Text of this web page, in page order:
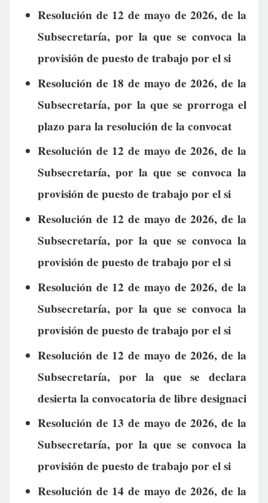
Resolución de 12 de mayo de 2026, de la
Subsecretaría, por la que se convoca la
provisión de puesto de trabajo por el si
Resolución de 18 de mayo de 2026, de la
Subsecretaría, por la que se prorroga el
plazo para la resolución de la convocat
Resolución de 12 de mayo de 2026, de la
Subsecretaría, por la que se convoca la
provisión de puesto de trabajo por el si
Resolución de 12 de mayo de 2026, de la
Subsecretaría, por la que se convoca la
provisión de puesto de trabajo por el si
Resolución de 12 de mayo de 2026, de la
Subsecretaría, por la que se convoca la
provisión de puesto de trabajo por el si
Resolución de 12 de mayo de 2026, de la
Subsecretaría, por la que se declara
desierta la convocatoria de libre designaci
Resolución de 13 de mayo de 2026, de la
Subsecretaría, por la que se convoca la
provisión de puesto de trabajo por el si
Resolución de 14 de mayo de 2026, de la